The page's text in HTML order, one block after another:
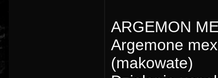
ARGEMON
Argemone
(makowate)